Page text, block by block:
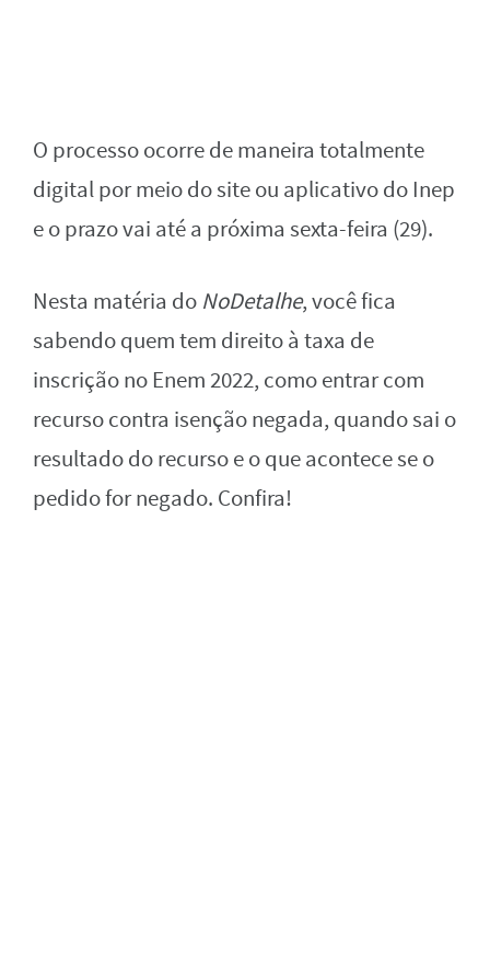
O processo ocorre de maneira totalmente
digital por meio do site ou aplicativo do Inep
e o prazo vai até a próxima sexta-feira (29).
Nesta matéria do NoDetalhe, você fica
sabendo quem tem direito à taxa de
inscrição no Enem 2022, como entrar com
recurso contra isenção negada, quando sai o
resultado do recurso e o que acontece se o
pedido for negado. Confira!